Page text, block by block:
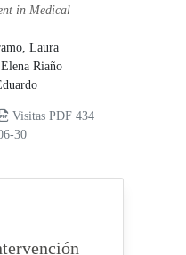
in Medical
Laura
Riaño
Visitas PDF 434
30